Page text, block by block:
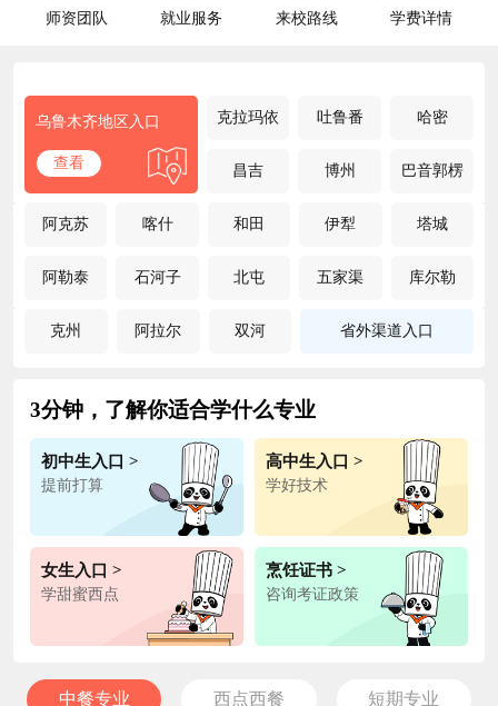
师资团队 就业服务 来校路线 学费详情
乌鲁木齐地区入口
查看
克拉玛依 吐鲁番 哈密
昌吉 博州 巴音郭楞
阿克苏 喀什 和田 伊犁 塔城
阿勒泰 石河子 北屯 五家渠 库尔勒
克州 阿拉尔 双河 省外渠道入口
3分钟，了解你适合学什么专业
初中生入口 >
提前打算
高中生入口 >
学好技术
女生入口 >
学甜蜜西点
烹饪证书 >
咨询考证政策
中餐专业 西点西餐 短期专业